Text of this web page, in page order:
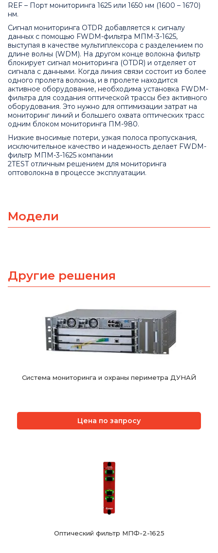
REF – Порт мониторинга 1625 или 1650 нм (1600 – 1670)
нм.
Сигнал мониторинга OTDR добавляется к сигналу
данных с помощью FWDM-фильтра МПМ-3-1625,
выступая в качестве мультиплексора с разделением по
длине волны (WDM). На другом конце волокна фильтр
блокирует сигнал мониторинга (OTDR) и отделяет от
сигнала с данными. Когда линия связи состоит из более
одного пролета волокна, и в пролете находится
активное оборудование, необходима установка FWDM-
фильтра для создания оптической трассы без активного
оборудования. Это нужно для оптимизации затрат на
мониторинг линий и большего охвата оптических трасс
одним блоком мониторинга ПМ-980.
Низкие вносимые потери, узкая полоса пропускания,
исключительное качество и надежность делает FWDM-
фильтр МПМ-3-1625 компании
2TEST отличным решением для мониторинга
оптоволокна в процессе эксплуатации.
Модели
Другие решения
Система мониторинга и охраны периметра ДУНАЙ
Цена по запросу
Оптический фильтр МПФ-2-1625